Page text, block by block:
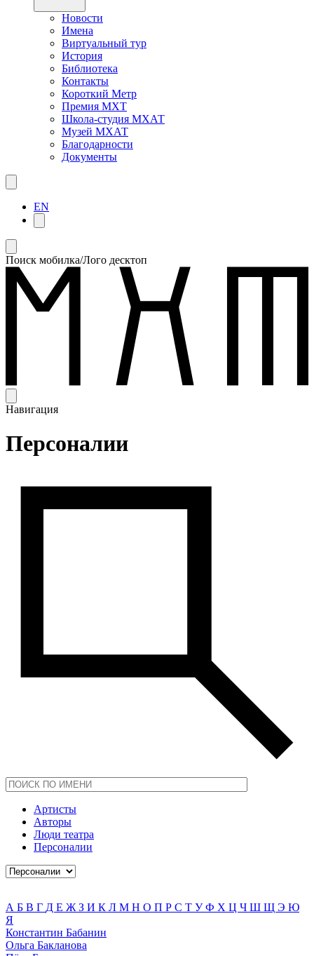
Новости
Имена
Виртуальный тур
История
Библиотека
Контакты
Короткий Метр
Премия МХТ
Школа-студия МХАТ
Музей МХАТ
Благодарности
Документы
EN
Поиск мобилка/Лого десктоп
Навигация
Персоналии
Артисты
Авторы
Люди театра
Персоналии
А Б В Г Д Е ЖЗ И К Л М Н О П Р С Т УФ Х Ц Ч Ш Щ Э Ю
Я
Константин Бабанин
Ольга Бакланова